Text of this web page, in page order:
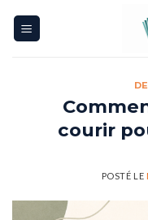
courir
POSTÉ LE